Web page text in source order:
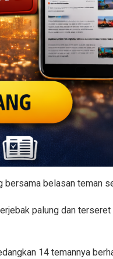
bersama belasan teman
palung dan
14 temannya